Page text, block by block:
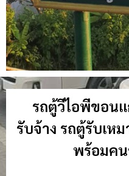
รถตู้วีไอพีขอน
รับจ้าง รถตู้รับเห
พร้อมค